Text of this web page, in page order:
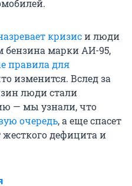
кризиси люди
бензина марки АИ-95,
правила для
изменится. Вслед за
люди стали
— мы узнали, что
очередь, а еще спасет
жесткого дефицита и